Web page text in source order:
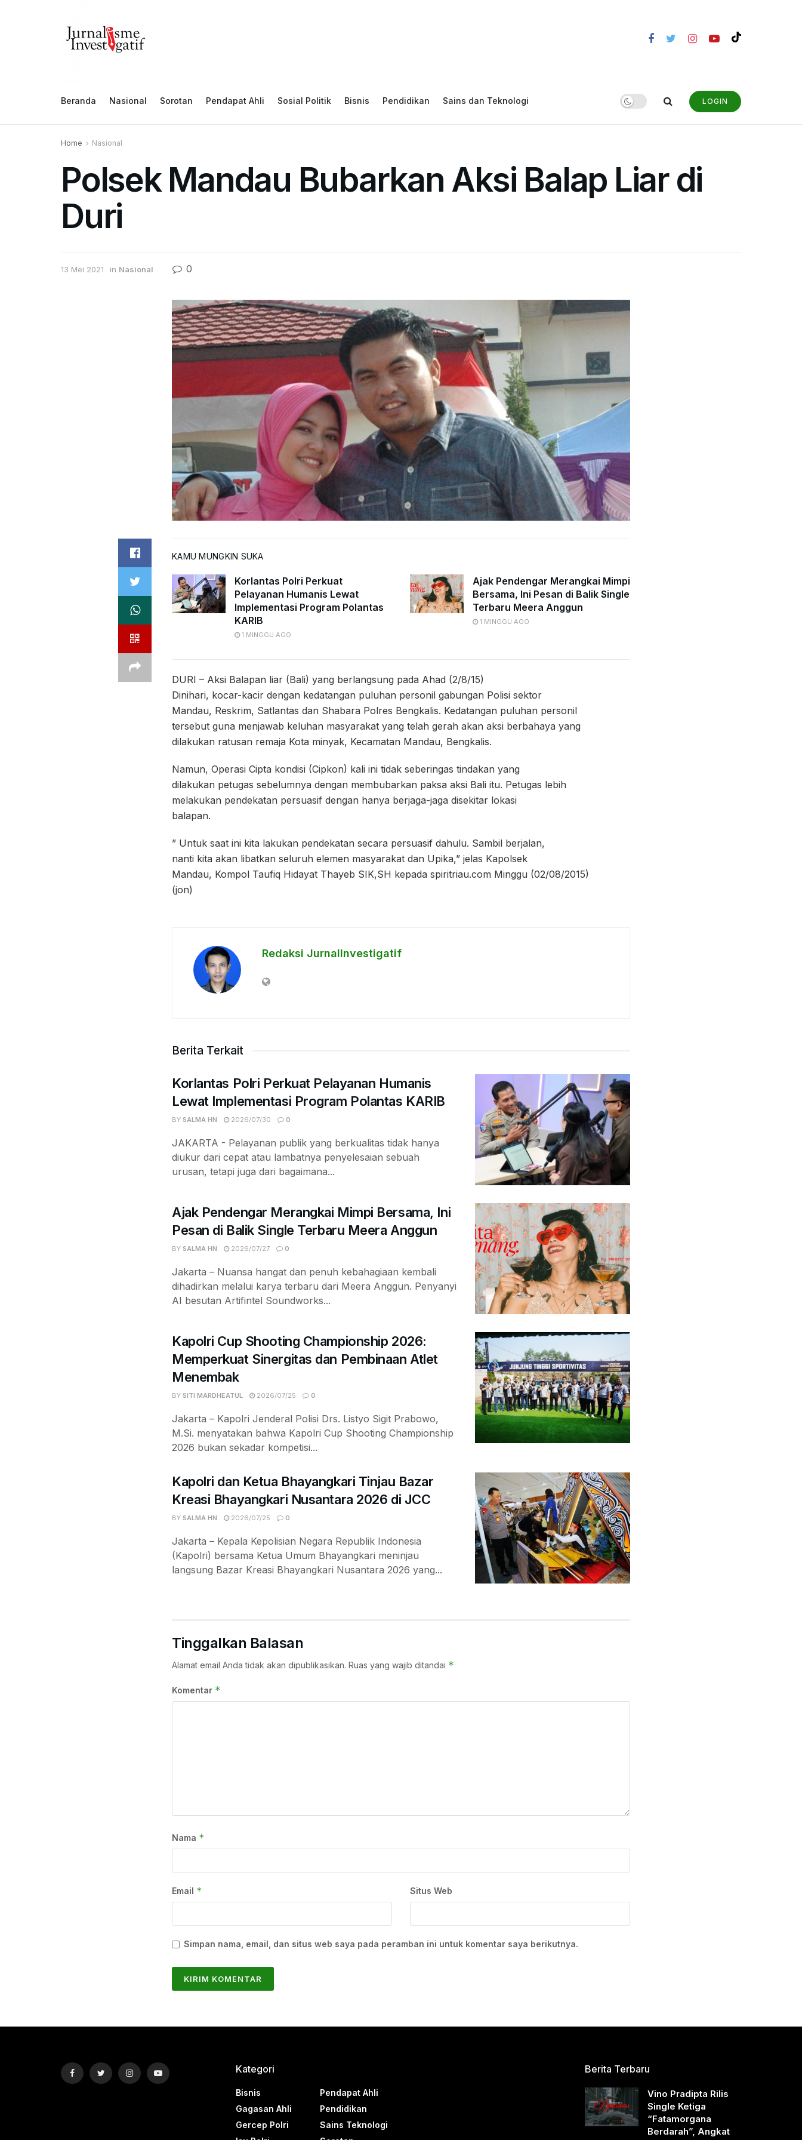
Beranda Nasional Sorotan Pendapat Ahli Sosial Politik Bisnis Pendidikan Sains dan Teknologi LOGIN
Home Nasional
Polsek Mandau Bubarkan Aksi Balap Liar di
Duri
13 Mei 2021 in Nasional 0
KAMU MUNGKIN SUKA
Korlantas Polri Perkuat
Pelayanan Humanis Lewat
Implementasi Program Polantas
KARIB
1 MINGGU AGO
Ajak Pendengar Merangkai Mimpi
Bersama, Ini Pesan di Balik Single
Terbaru Meera Anggun
1 MINGGU AGO
DURI – Aksi Balapan liar (Bali) yang berlangsung pada Ahad (2/8/15)
Dinihari, kocar-kacir dengan kedatangan puluhan personil gabungan Polisi sektor
Mandau, Reskrim, Satlantas dan Shabara Polres Bengkalis. Kedatangan puluhan personil
tersebut guna menjawab keluhan masyarakat yang telah gerah akan aksi berbahaya yang
dilakukan ratusan remaja Kota minyak, Kecamatan Mandau, Bengkalis.
Namun, Operasi Cipta kondisi (Cipkon) kali ini tidak seberingas tindakan yang
dilakukan petugas sebelumnya dengan membubarkan paksa aksi Bali itu. Petugas lebih
melakukan pendekatan persuasif dengan hanya berjaga-jaga disekitar lokasi
balapan.
” Untuk saat ini kita lakukan pendekatan secara persuasif dahulu. Sambil berjalan,
nanti kita akan libatkan seluruh elemen masyarakat dan Upika,” jelas Kapolsek
Mandau, Kompol Taufiq Hidayat Thayeb SIK,SH kepada spiritriau.com Minggu (02/08/2015)
(jon)
Redaksi JurnalInvestigatif
Berita Terkait
Korlantas Polri Perkuat Pelayanan Humanis
Lewat Implementasi Program Polantas KARIB
BY SALMA HN 2026/07/30 0
JAKARTA - Pelayanan publik yang berkualitas tidak hanya
diukur dari cepat atau lambatnya penyelesaian sebuah
urusan, tetapi juga dari bagaimana...
Ajak Pendengar Merangkai Mimpi Bersama, Ini
Pesan di Balik Single Terbaru Meera Anggun
BY SALMA HN 2026/07/27 0
Jakarta – Nuansa hangat dan penuh kebahagiaan kembali
dihadirkan melalui karya terbaru dari Meera Anggun. Penyanyi
AI besutan Artifintel Soundworks...
Kapolri Cup Shooting Championship 2026:
Memperkuat Sinergitas dan Pembinaan Atlet
Menembak
BY SITI MARDHEATUL 2026/07/25 0
Jakarta – Kapolri Jenderal Polisi Drs. Listyo Sigit Prabowo,
M.Si. menyatakan bahwa Kapolri Cup Shooting Championship
2026 bukan sekadar kompetisi...
Kapolri dan Ketua Bhayangkari Tinjau Bazar
Kreasi Bhayangkari Nusantara 2026 di JCC
BY SALMA HN 2026/07/25 0
Jakarta – Kepala Kepolisian Negara Republik Indonesia
(Kapolri) bersama Ketua Umum Bhayangkari meninjau
langsung Bazar Kreasi Bhayangkari Nusantara 2026 yang...
Tinggalkan Balasan
Alamat email Anda tidak akan dipublikasikan. Ruas yang wajib ditandai *
Komentar *
Nama *
Email * Situs Web
Simpan nama, email, dan situs web saya pada peramban ini untuk komentar saya berikutnya.
Kategori
Bisnis
Gagasan Ahli
Gercep Polri
Pendapat Ahli
Pendidikan
Sains Teknologi
Berita Terbaru
Vino Pradipta Rilis
Single Ketiga
“Fatamorgana
Berdarah”, Angkat